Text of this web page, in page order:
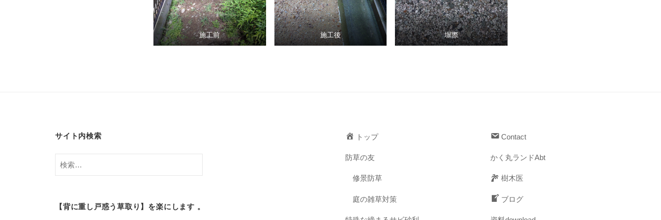
施工前 施工後 塀際
サイト内検索
検
索:
【背に重し戸惑う草取り】を楽にします 。
トップ
防草の友
修景防草
庭の雑草対策
Contact
かく丸ランドAbt
樹木医
ブログ